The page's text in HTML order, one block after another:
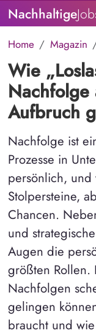
Nachhaltige
Home Magazin
Wie
Nachfolge
Aufbruch
Nachfolge ist
Prozesse in
persönlich, und
Stolpersteine,
Chancen.
und
Augen die
größten Rollen.
Nachfolgen
gelingen
braucht und